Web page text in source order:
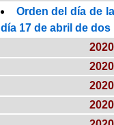
Orden del día de
día 17 de abril de